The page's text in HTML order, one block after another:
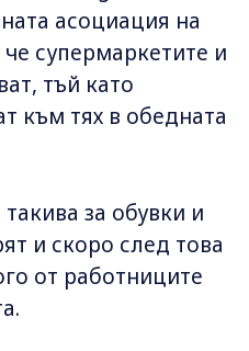
асоциация на
супермаркетите и
тъй като
към тях в обедната
за обувки и
и скоро след това
от работниците